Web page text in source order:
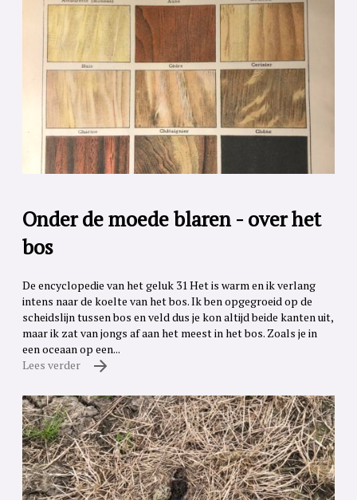
Onder de moede blaren - over het
bos
De encyclopedie van het geluk 31 Het is warm en ik verlang
intens naar de koelte van het bos. Ik ben opgegroeid op de
scheidslijn tussen bos en veld dus je kon altijd beide kanten uit,
maar ik zat van jongs af aan het meest in het bos. Zoals je in
een oceaan op een...
Lees verder